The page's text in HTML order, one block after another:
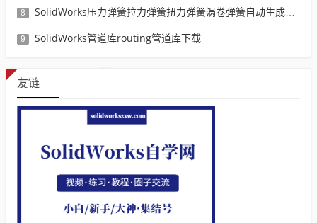
8 SolidWorks压力弹簧拉力弹簧扭力弹簧涡卷弹簧自动生成宏程序下载
9 SolidWorks管道库routing管道库下载
友链